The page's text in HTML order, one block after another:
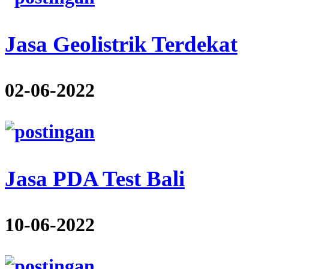
Jasa Geolistrik Terdekat
02-06-2022
Jasa PDA Test Bali
10-06-2022